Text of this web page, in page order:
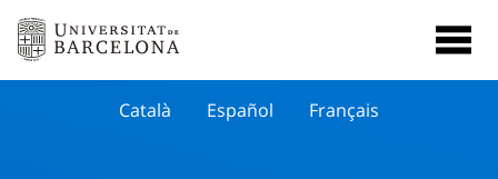
Català Español Français